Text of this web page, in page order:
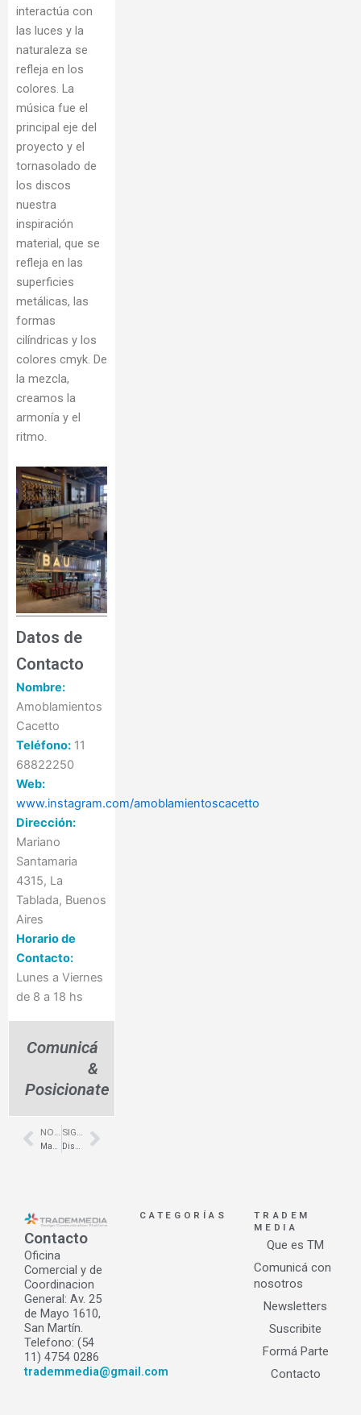
interactúa con
las luces y la
naturaleza se
refleja en los
colores. La
música fue el
principal eje del
proyecto y el
tornasolado de
los discos
nuestra
inspiración
material, que se
refleja en las
superficies
metálicas, las
formas
cilíndricas y los
colores cmyk. De
la mezcla,
creamos la
armonía y el
ritmo.
Datos de
Contacto
Nombre:
Amoblamientos
Cacetto
Teléfono: 11
68822250
Web:
www.instagram.com/amoblamientoscacetto
Dirección:
Mariano
Santamaria
4315, La
Tablada, Buenos
Aires
Horario de
Contacto:
Lunes a Viernes
de 8 a 18 hs
Comunicá
&
Posicionate
Prev Next
Contacto
Oficina
Comercial y de
Coordinacion
General: Av. 25
de Mayo 1610,
San Martín.
Telefono: (54
11) 4754 0286
trademmedia@gmail.com
CATEGORÍAS
TRADEM
MEDIA
Que es TM
Comunicá con
nosotros
Newsletters
Suscribite
Formá Parte
Contacto